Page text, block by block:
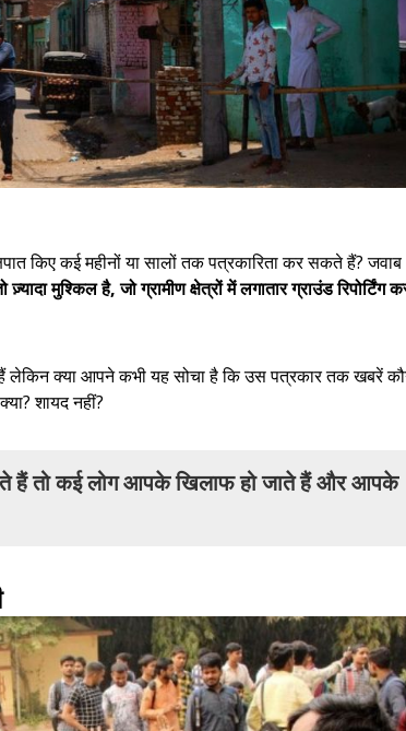
किए कई महीनों या सालों तक पत्रकारिता कर सकते हैं? जवाब
मुश्किल है, जो ग्रामीण क्षेत्रों में लगातार ग्राउंड रिपोर्टिंग
हैं लेकिन क्या आपने कभी यह सोचा है कि उस पत्रकार तक खबरें
शायद नहीं?
हैं तो कई लोग आपके खिलाफ हो जाते हैं और आपके